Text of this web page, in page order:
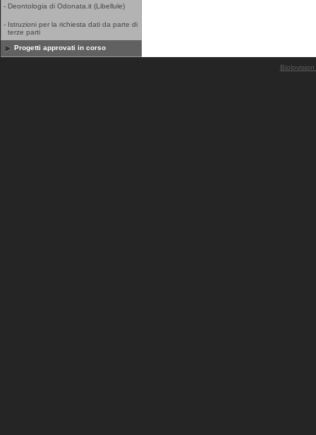
- Deontologia di Odonata.it (Libellule)
- Istruzioni per la richiesta dati da parte di
terze parti
Progetti approvati in corso
Biolovision